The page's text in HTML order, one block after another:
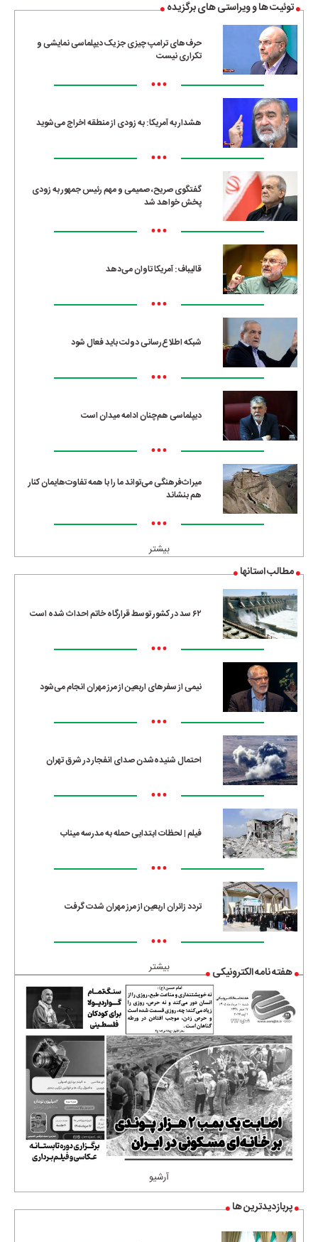
توئیت ها و ویراستی های برگزیده
حرف‌های ترامپ چیزی جز یک دیپلماسی نمایشی و
تکراری نیست
•••
هشدار به آمریکا: به زودی از منطقه اخراج می‌شوید
•••
گفتگوی صریح، صمیمی و مهم رئیس جمهور به زودی
پخش خواهد شد
•••
قالیباف: آمریکا تاوان می‌دهد
•••
شبکه اطلاع‌رسانی دولت باید فعال شود
•••
دیپلماسی هم‌چنان ادامه میدان است
•••
میراث‌فرهنگی می‌تواند ما را با همه تفاوت‌هایمان کنار
هم بنشاند
•••
بیشتر
مطالب استانها
۶۲ سد در کشور توسط قرارگاه خاتم احداث شده است
•••
نیمی از سفرهای اربعین از مرز مهران انجام می‌شود
•••
احتمال شنیده‌شدن صدای انفجار در شرق تهران
•••
فیلم | لحظات ابتدایی حمله به مدرسه میناب
•••
تردد زائران اربعین از مرز مهران شدت گرفت
•••
بیشتر هفته نامه الکترونیکی
آرشیو
پربازدیدترین ها